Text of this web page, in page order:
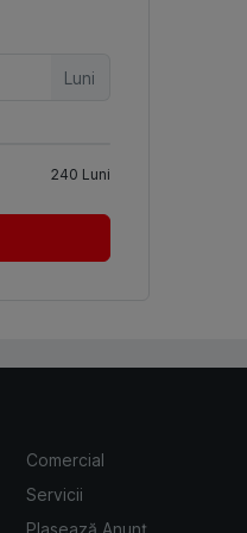
Luni
240 Luni
Comercial
Servicii